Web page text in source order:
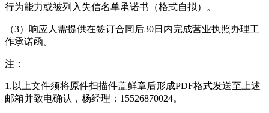
行为能力或被列入失信名单承诺书（格式自拟）。
（3）响应人需提供在签订合同后30日内完成营业执照办理工
作承诺函。
注：
1.以上文件须将原件扫描件盖鲜章后形成PDF格式发送至上述
邮箱并致电确认，杨经理：15526870024。